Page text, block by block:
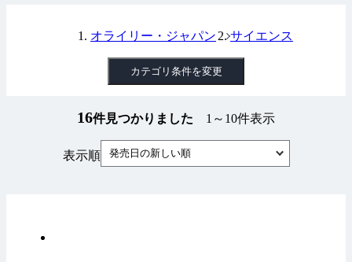
オライリー・ジャパン サイエンス
カテゴリ条件を変更
16件見つかりました 1～10件表示
表示順 発売日の新しい順